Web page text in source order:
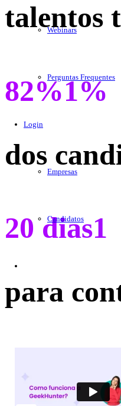
Webinars
Perguntas Frequentes
Login
Empresas
Candidatos
talentos
82%1%
dos
20 dias1
para